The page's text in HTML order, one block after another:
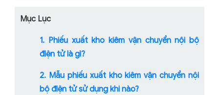
Mục Lục
1. Phiếu xuất kho kiêm vận chuyển nội bộ
điện tử là gì?
2. Mẫu phiếu xuất kho kiêm vận chuyển nội
bộ điện tử sử dụng khi nào?